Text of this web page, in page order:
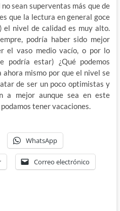
sean superventas más que de
que la lectura en general goce
el nivel de calidad es muy alto.
podría haber sido mejor
el vaso medio vacío, o por lo
podría estar) ¿Qué podemos
mismo por que el nivel se
de ser un poco optimistas y
a mejor aunque sea en este
tener vacaciones.
WhatsApp
Correo electrónico